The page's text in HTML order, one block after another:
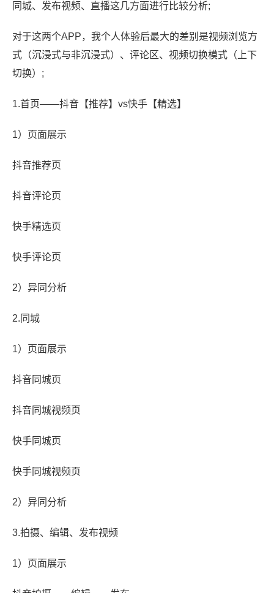
同城、发布视频、直播这几方面进行比较分析;
对于这两个APP，我个人体验后最大的差别是视频浏览方
式（沉浸式与非沉浸式）、评论区、视频切换模式（上下
切换）;
1.首页——抖音【推荐】vs快手【精选】
1）页面展示
抖音推荐页
抖音评论页
快手精选页
快手评论页
2）异同分析
2.同城
1）页面展示
抖音同城页
抖音同城视频页
快手同城页
快手同城视频页
2）异同分析
3.拍摄、编辑、发布视频
1）页面展示